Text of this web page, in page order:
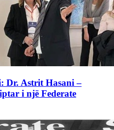
Dr. Astrit Hasani –
i një Federate